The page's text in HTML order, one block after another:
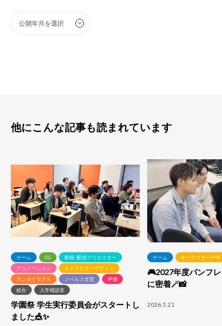
他にこんな記事も読まれています
ゲーム CG
動画・配信クリエイター
アニメーション
キャラクターデザイン
マンガイラスト
ノベルス文芸
声優
総合
入学相談室
学園祭 学生実行委員会がスタートし
ました🎪✨
ゲーム キャラクターデ
🎮2027年度パンフ
に密着🪄📸
2026.5.21